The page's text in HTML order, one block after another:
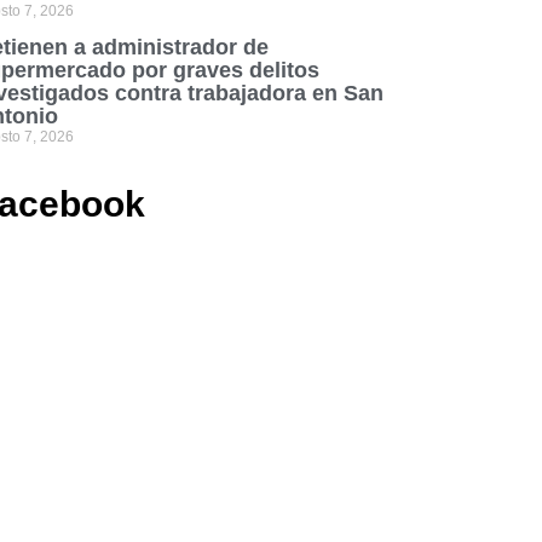
7, 2026
a administrador de
por graves delitos
contra trabajadora en San
7, 2026